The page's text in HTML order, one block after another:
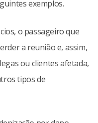
exemplos.
o passageiro que
a reunião e, assim,
ou clientes afetada,
tipos de